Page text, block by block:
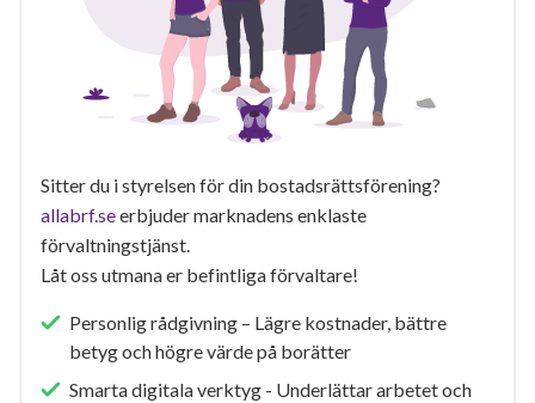
Sitter du i styrelsen för din bostadsrättsförening?
allabrf.seerbjuder marknadens enklaste
förvaltningstjänst.
Låt oss utmana er befintliga förvaltare!
Personlig rådgivning – Lägre kostnader, bättre
betyg och högre värde på borätter
Smarta digitala verktyg - Underlättar arbetet och